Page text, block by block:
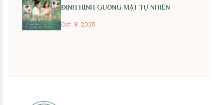
ĐỊNH HÌNH GƯƠNG MẶT TỰ NHIÊN
Oct .8 .2025